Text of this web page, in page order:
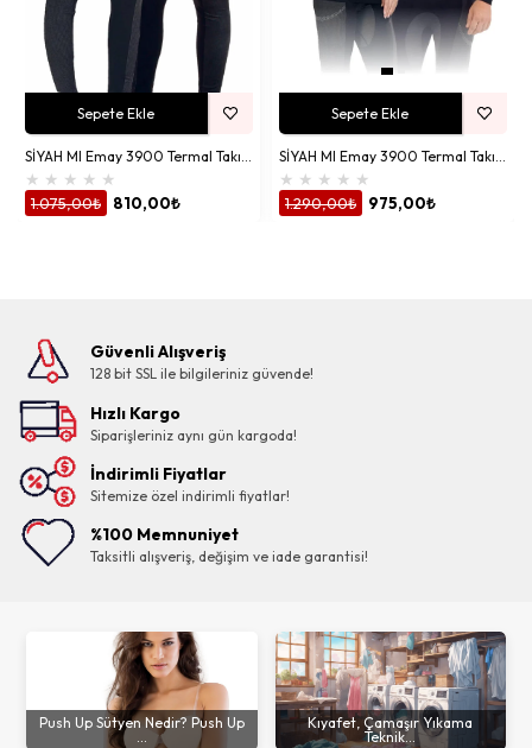
SİYAH MI Emay 3900 Termal Takım Alt
★ ★ ★ ★ ★
810,00₺
1.075,00₺
Sepete Ekle
SİYAH MI Emay 3900 Termal Takım Üst
★ ★ ★ ★ ★
975,00₺
1.290,00₺
Sepete Ekle
Güvenli Alışveriş
128 bit SSL ile bilgileriniz güvende!
Hızlı Kargo
Siparişleriniz aynı gün kargoda!
İndirimli Fiyatlar
Sitemize özel indirimli fiyatlar!
%100 Memnuniyet
Taksitli alışveriş, değişim ve iade garantisi!
Push Up Sütyen Nedir? Push Up
...
Kıyafet, Çamaşır Yıkama
Teknik...